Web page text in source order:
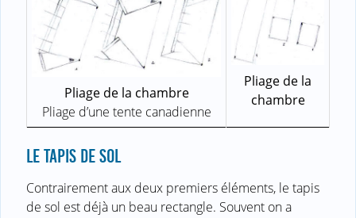
Pliage de la chambre
Pliage d’une tente canadienne
Pliage de la
chambre
LE TAPIS DE SOL
Contrairement aux deux premiers éléments, le tapis
de sol est déjà un beau rectangle. Souvent on a